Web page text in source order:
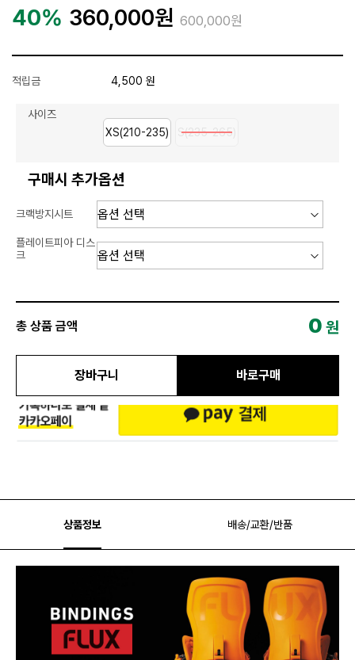
40% 360,000원 600,000원
적립금 4,500 원
사이즈
XS(210-235)
S(235-265)
구매시 추가옵션
크랙방지시트
플레이트피아 디스
크
총 상품 금액 0 원
장바구니 바로구매
상품정보 배송/교환/반품